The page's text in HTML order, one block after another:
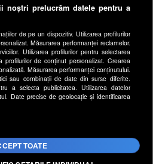
useit.ro
zutv.ro
AntenaPLAY
de Digital Antena Group.
noștri prelucrăm datele pentru a
de pe un dispozitiv. Utilizarea profilurilor
Măsurarea performanței reclamelor.
Utilizarea profilurilor pentru selectarea
profilurilor de conținut personalizat. Crearea
Măsurarea performanței conținutului.
sau combinații de date din surse diferite.
a selecta publicitatea. Utilizarea datelor
Date precise de geolocație și identificarea
TOATE